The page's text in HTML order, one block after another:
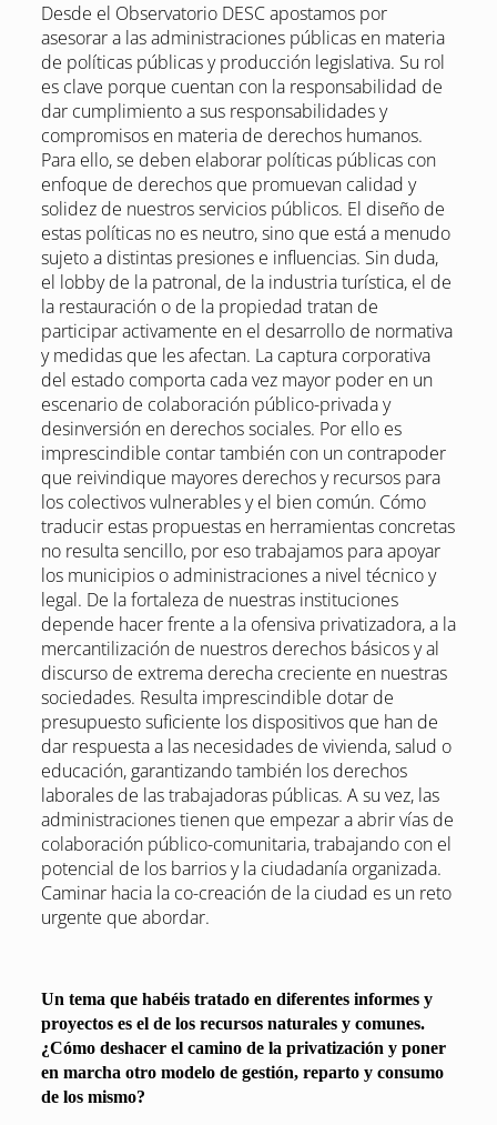
Desde el Observatorio DESC apostamos por
asesorar a las administraciones públicas en materia
de políticas públicas y producción legislativa. Su rol
es clave porque cuentan con la responsabilidad de
dar cumplimiento a sus responsabilidades y
compromisos en materia de derechos humanos.
Para ello, se deben elaborar políticas públicas con
enfoque de derechos que promuevan calidad y
solidez de nuestros servicios públicos. El diseño de
estas políticas no es neutro, sino que está a menudo
sujeto a distintas presiones e influencias. Sin duda,
el lobby de la patronal, de la industria turística, el de
la restauración o de la propiedad tratan de
participar activamente en el desarrollo de normativa
y medidas que les afectan. La captura corporativa
del estado comporta cada vez mayor poder en un
escenario de colaboración público-privada y
desinversión en derechos sociales. Por ello es
imprescindible contar también con un contrapoder
que reivindique mayores derechos y recursos para
los colectivos vulnerables y el bien común. Cómo
traducir estas propuestas en herramientas concretas
no resulta sencillo, por eso trabajamos para apoyar
los municipios o administraciones a nivel técnico y
legal. De la fortaleza de nuestras instituciones
depende hacer frente a la ofensiva privatizadora, a la
mercantilización de nuestros derechos básicos y al
discurso de extrema derecha creciente en nuestras
sociedades. Resulta imprescindible dotar de
presupuesto suficiente los dispositivos que han de
dar respuesta a las necesidades de vivienda, salud o
educación, garantizando también los derechos
laborales de las trabajadoras públicas. A su vez, las
administraciones tienen que empezar a abrir vías de
colaboración público-comunitaria, trabajando con el
potencial de los barrios y la ciudadanía organizada.
Caminar hacia la co-creación de la ciudad es un reto
urgente que abordar.
Un tema que habéis tratado en diferentes informes y
proyectos es el de los recursos naturales y comunes.
¿Cómo deshacer el camino de la privatización y poner
en marcha otro modelo de gestión, reparto y consumo
de los mismo?